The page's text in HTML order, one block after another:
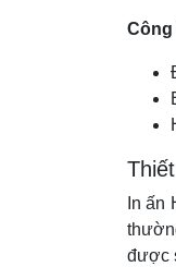
Công
In ấn
được